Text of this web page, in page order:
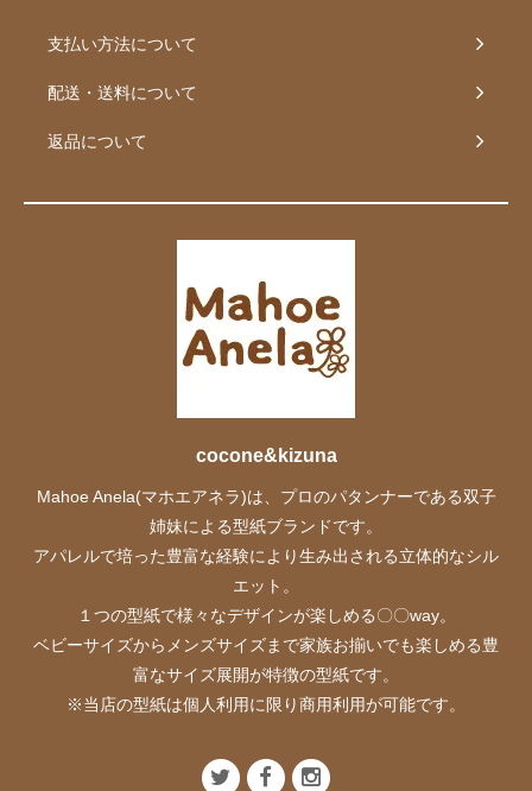
支払い方法について
配送・送料について
返品について
cocone&kizuna
Mahoe Anela(マホエアネラ)は、プロのパタンナーである双子
姉妹による型紙ブランドです。
アパレルで培った豊富な経験により生み出される立体的なシル
エット。
１つの型紙で様々なデザインが楽しめる〇〇way。
ベビーサイズからメンズサイズまで家族お揃いでも楽しめる豊
富なサイズ展開が特徴の型紙です。
※当店の型紙は個人利用に限り商用利用が可能です。